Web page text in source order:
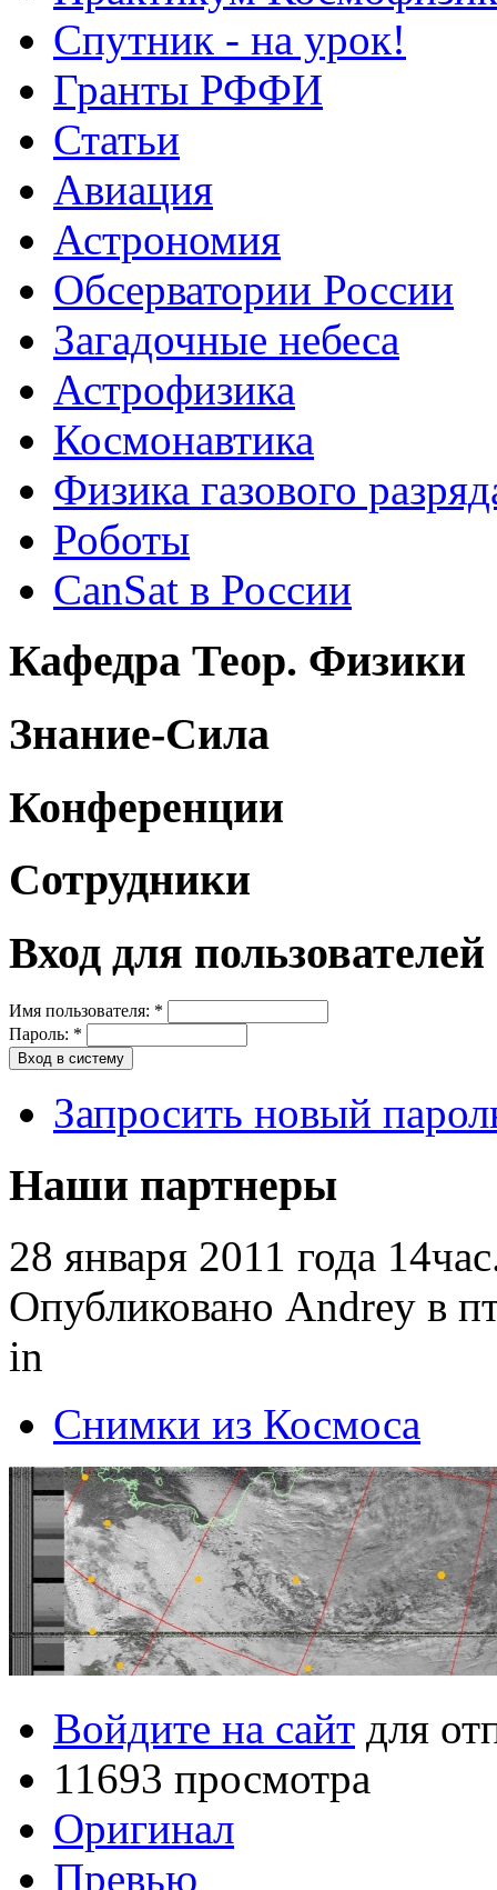
Спутник - на урок!
Гранты РФФИ
Статьи
Авиация
Астрономия
Обсерватории России
Загадочные небеса
Астрофизика
Космонавтика
Физика газового
Роботы
CanSat в России
Кафедра Теор. Физики
Знание-Сила
Конференции
Сотрудники
Вход для пользователей
Имя пользователя: *
Пароль: *
Запросить новый
Наши партнеры
28 января 2011 года
Опубликовано Andrey в
in
Снимки из Космоса
Войдите на сайт для
11693 просмотра
Оригинал
Превью